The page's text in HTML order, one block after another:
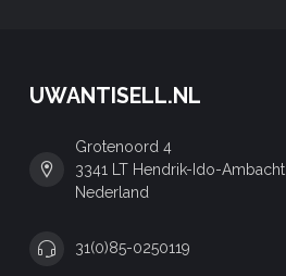
UWANTISELL.NL
Grotenoord 4
3341 LT Hendrik-Ido-Ambacht
Nederland
31(0)85-0250119